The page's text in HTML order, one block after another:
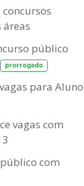
áreas
público
prorrogado
para
vagas com
público com